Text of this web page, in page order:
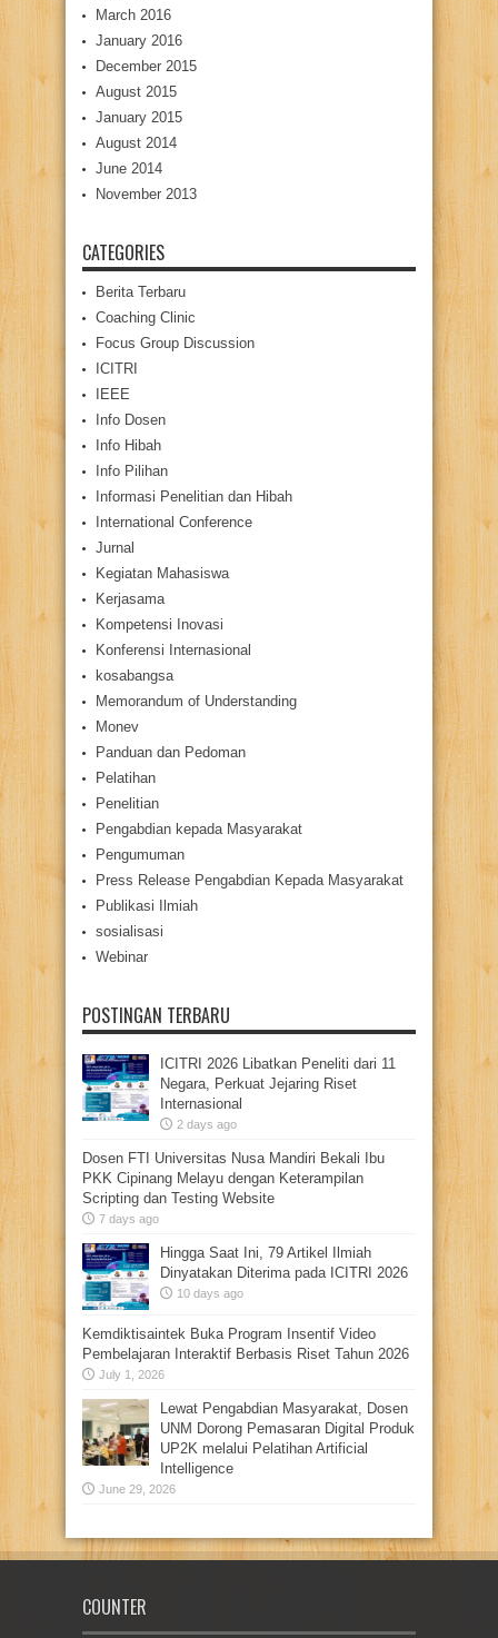
March 2016
January 2016
December 2015
August 2015
January 2015
August 2014
June 2014
November 2013
CATEGORIES
Berita Terbaru
Coaching Clinic
Focus Group Discussion
ICITRI
IEEE
Info Dosen
Info Hibah
Info Pilihan
Informasi Penelitian dan Hibah
International Conference
Jurnal
Kegiatan Mahasiswa
Kerjasama
Kompetensi Inovasi
Konferensi Internasional
kosabangsa
Memorandum of Understanding
Monev
Panduan dan Pedoman
Pelatihan
Penelitian
Pengabdian kepada Masyarakat
Pengumuman
Press Release Pengabdian Kepada Masyarakat
Publikasi Ilmiah
sosialisasi
Webinar
POSTINGAN TERBARU
ICITRI 2026 Libatkan Peneliti dari 11
Negara, Perkuat Jejaring Riset
Internasional
2 days ago
Dosen FTI Universitas Nusa Mandiri Bekali Ibu
PKK Cipinang Melayu dengan Keterampilan
Scripting dan Testing Website
7 days ago
Hingga Saat Ini, 79 Artikel Ilmiah
Dinyatakan Diterima pada ICITRI 2026
10 days ago
Kemdiktisaintek Buka Program Insentif Video
Pembelajaran Interaktif Berbasis Riset Tahun 2026
July 1, 2026
Lewat Pengabdian Masyarakat, Dosen
UNM Dorong Pemasaran Digital Produk
UP2K melalui Pelatihan Artificial
Intelligence
June 29, 2026
COUNTER